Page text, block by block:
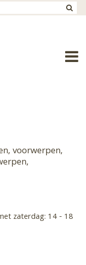
voorwerpen,
zaterdag: 14 - 18